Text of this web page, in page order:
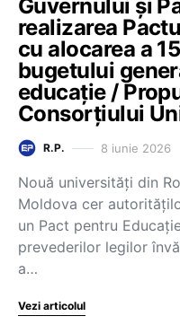
Guvernului și
realizarea
cu alocarea a
bugetului
educație /
Consorțiului
R.P. 8 iunie 2026
Nouă universități din
Moldova cer
un Pact pentru
prevederilor legilor
a…
Vezi articolul